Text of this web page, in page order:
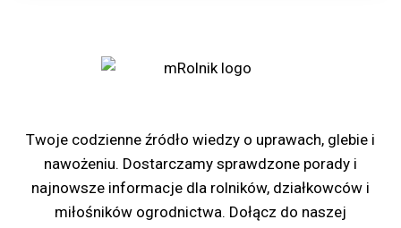
Twoje codzienne źródło wiedzy o uprawach, glebie i
nawożeniu. Dostarczamy sprawdzone porady i
najnowsze informacje dla rolników, działkowców i
miłośników ogrodnictwa. Dołącz do naszej